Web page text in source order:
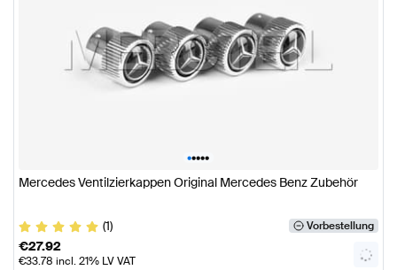
•••••
Mercedes Ventilzierkappen Original Mercedes Benz Zubehör
(1) Vorbestellung
€27.92
€33.78 incl. 21% LV VAT